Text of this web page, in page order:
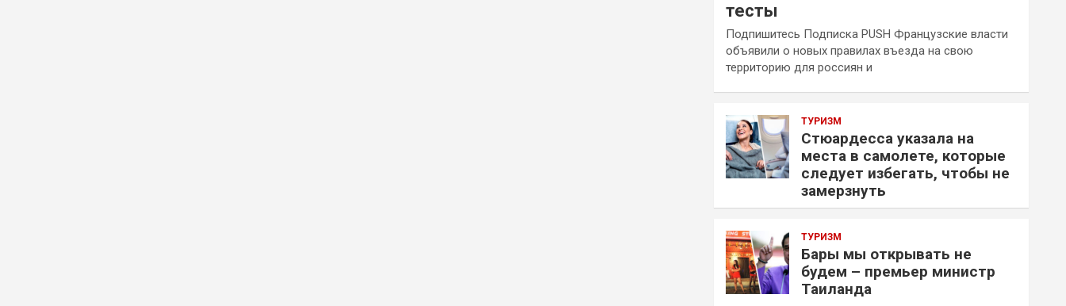
тесты
Подпишитесь Подписка PUSH Французские власти
объявили о новых правилах въезда на свою
территорию для россиян и
ТУРИЗМ
Стюардесса указала на
места в самолете, которые
следует избегать, чтобы не
замерзнуть
ТУРИЗМ
Бары мы открывать не
будем – премьер министр
Таиланда